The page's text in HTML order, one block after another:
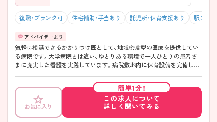
復職・ブランク可 住宅補助・手当あり 託児所・保育支援あり 駅チカ（
気軽に相談できるかかりつけ医として、地域密着型の医療を提供してい
る病院です。大学病院とは違い、ゆとりある環境で一人ひとりの患者さ
まに充実した看護を実践しています。病院敷地内に保育設備を完備して
近くで、細かいところまで行き届いた、親切かつ丁寧な看護をされていき
たい方におすすめです。ぜひご相談ください。
お気に入り
簡単1分！
この求人について
詳しく聞いてみる